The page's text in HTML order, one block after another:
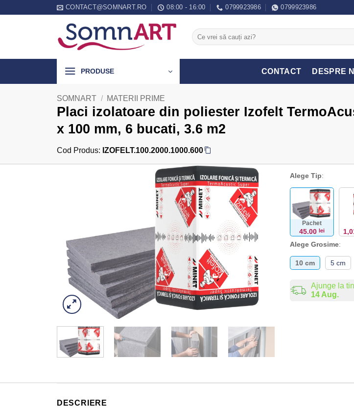
CONTACT@SOMNART.RO 08:00 - 16:00 0799923986 0799923986
Caută
după:
PRODUSE CONTACT DESPRE
SOMNART / MATERII PRIME
Placi izolatoare din poliester Izofelt
x 100 mm, 6 bucati, 3.6 m2
Cod Produs: IZOFELT.100.2000.1000.600
Alege Tip:
Pachet
45.00 lei
Alege Grosime:
10 cm 5 cm
Ajunge la
14 Aug.
DESCRIERE